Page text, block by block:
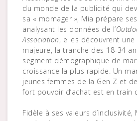
du monde de la publicité qui
sa « momager », Mia prépare
analysant les données de l’
Association, elles découvrent
majeure, la tranche des 18-34
segment démographique de
croissance la plus rapide. Un
jeunes femmes de la Gen Z et
fort pouvoir d’achat est en train
Fidèle à ses valeurs d’inclusivité,